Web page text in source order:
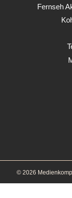
Fernseh
© 2026